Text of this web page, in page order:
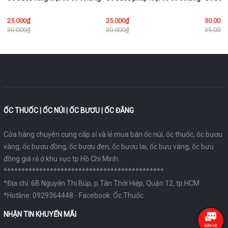
25.000₫
30.000₫
25.000₫
30.000₫
30.000₫
35.000₫
ỐC THUỐC | ỐC NÚI | ỐC BƯƠU | ỐC ĐẮNG
Cửa hàng chuyên cung cấp sỉ và lẻ mua bán ốc núi, ốc thuốc, ốc bươu
vàng, ốc bươu đồng, ốc bươu đen, ốc bươu lai, ốc bưu vàng, ốc bưu
đồng giá rẻ ở khu vực tp Hồ Chí Minh.
*********************************************
*Địa chỉ: 6B Nguyễn Thị Búp, p.Tân Thới Hiệp, Quận 12, tp.HCM
*Hotline: 0929364448 - Facebook: Ốc Thuốc
NHẬN TIN KHUYẾN MÃI